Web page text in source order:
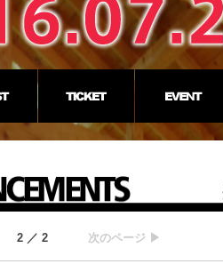
2 ／ 2 次のページ ▶